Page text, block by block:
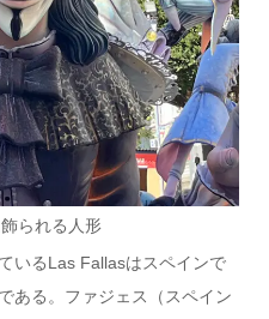
られる人形
いるLas Fallasはスペインで
ある。ファジェス（スペイン